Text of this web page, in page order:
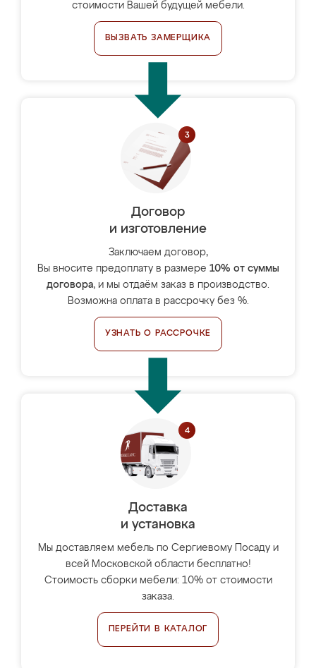
стоимости Вашей будущей мебели.
ВЫЗВАТЬ ЗАМЕРЩИКА
Договор
и изготовление
Заключаем договор,
Вы вносите предоплату в размере 10% от суммы
договора, и мы отдаём заказ в производство.
Возможна оплата в рассрочку без %.
УЗНАТЬ О РАССРОЧКЕ
Доставка
и установка
Мы доставляем мебель по Сергиевому Посаду и
всей Московской области бесплатно!
Стоимость сборки мебели: 10% от стоимости
заказа.
ПЕРЕЙТИ В КАТАЛОГ